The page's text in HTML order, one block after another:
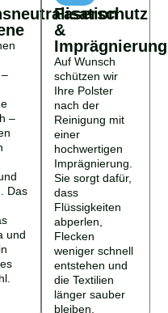
–
Das
und
Faserschutz
&
Imprägnierung
Auf Wunsch
schützen wir
Ihre Polster
nach der
Reinigung mit
einer
hochwertigen
Imprägnierung.
Sie sorgt dafür,
dass
Flüssigkeiten
abperlen,
Flecken
weniger schnell
entstehen und
die Textilien
länger sauber
bleiben.